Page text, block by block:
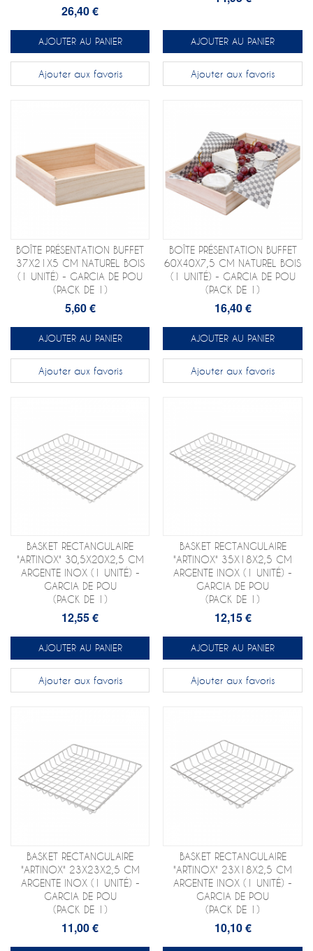
26,40 €
AJOUTER AU PANIER
Ajouter aux favoris
AJOUTER AU PANIER
Ajouter aux favoris
BOÎTE PRÉSENTATION BUFFET
37X21X5 CM NATUREL BOIS
(1 UNITÉ) - GARCIA DE POU
(PACK DE 1)
5,60 €
AJOUTER AU PANIER
Ajouter aux favoris
BOÎTE PRÉSENTATION BUFFET
60X40X7,5 CM NATUREL BOIS
(1 UNITÉ) - GARCIA DE POU
(PACK DE 1)
16,40 €
AJOUTER AU PANIER
Ajouter aux favoris
BASKET RECTANGULAIRE
"ARTINOX" 30,5X20X2,5 CM
ARGENTE INOX (1 UNITÉ) -
GARCIA DE POU
(PACK DE 1)
12,55 €
AJOUTER AU PANIER
Ajouter aux favoris
BASKET RECTANGULAIRE
"ARTINOX" 35X18X2,5 CM
ARGENTE INOX (1 UNITÉ) -
GARCIA DE POU
(PACK DE 1)
12,15 €
AJOUTER AU PANIER
Ajouter aux favoris
BASKET RECTANGULAIRE
"ARTINOX" 23X23X2,5 CM
ARGENTE INOX (1 UNITÉ) -
GARCIA DE POU
(PACK DE 1)
11,00 €
BASKET RECTANGULAIRE
"ARTINOX" 23X18X2,5 CM
ARGENTE INOX (1 UNITÉ) -
GARCIA DE POU
(PACK DE 1)
10,10 €